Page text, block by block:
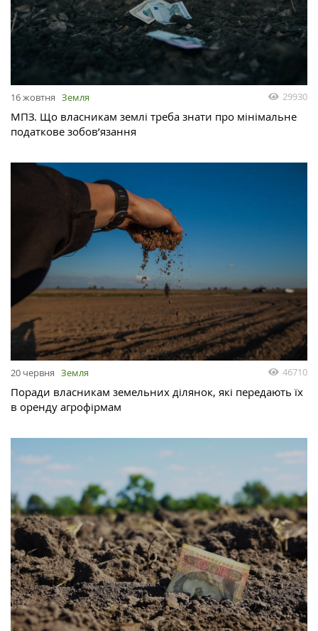
16 жовтня Земля 29930
МПЗ. Що власникам землі треба знати про мінімальне
податкове зобов’язання
20 червня Земля 46710
Поради власникам земельних ділянок, які передають їх
в оренду агрофірмам